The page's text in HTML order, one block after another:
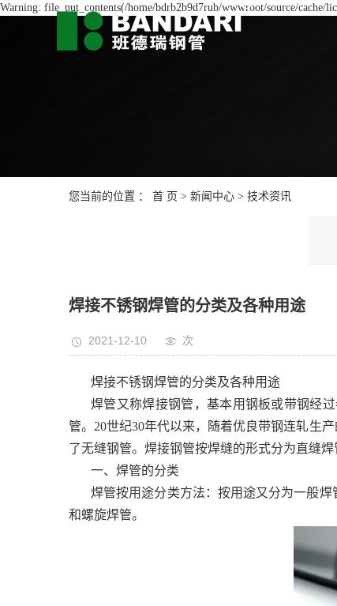
Warning: file_put_contents(/home/bdrb2b9d7rub/wwwroot/source/cache/
您当前的位置 ： 首 页 > 新闻中心 > 技术资讯
焊接不锈钢焊管的分类及各种用途
2021-12-10 次
焊接不锈钢焊管的分类及各种用途
焊管又称焊接钢管，基本用钢板或带钢经
管。20世纪30年代以来，随着优良带钢连轧生
了无缝钢管。焊接钢管按焊缝的形式分为直缝焊
一、焊管的分类
焊管按用途分类方法：按用途又分为一般
和螺旋焊管。